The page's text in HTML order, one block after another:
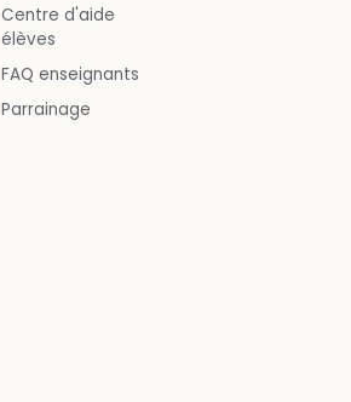
Centre d'aide
élèves
FAQ enseignants
Parrainage